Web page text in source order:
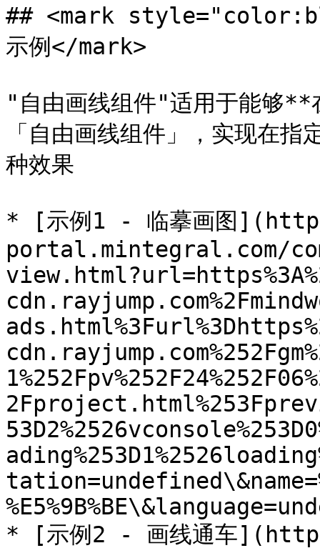
## <mark
示例</mark>
"自由画线组件"适用于能够**
「自由画线组件」，实现在
种效果
* [示例1 - 临摹画图
portal.mintegral.com/
* [示例2 - 画线通车